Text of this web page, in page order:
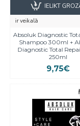
ir veikalā
Absoluk Diagnostic
Shampoo 300ml +
Diagnostic Total
250ml
9,75€
IELIKT